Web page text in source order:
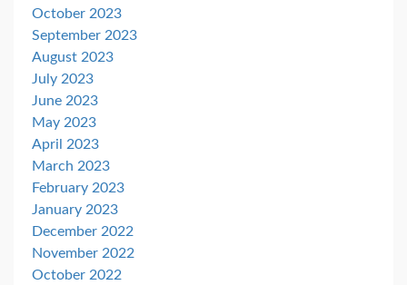
October 2023
September 2023
August 2023
July 2023
June 2023
May 2023
April 2023
March 2023
February 2023
January 2023
December 2022
November 2022
October 2022